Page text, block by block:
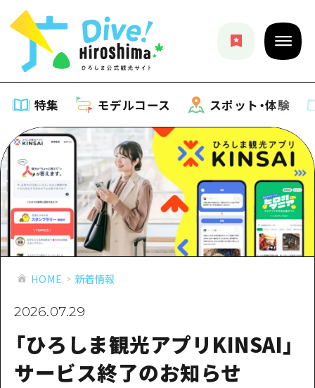
特集 モデルコース スポット・体験
特集
特集一覧
おすすめ
アート
イベント・祭り
サイクリング
ショッピング
モデルコース
モデルコース一覧
広島市周辺
安芸
スポット・体験
スポット・体験一覧
安芸
備後
イベント
お役立ち情報
HOME 新着情報
2026.07.29
「ひろしま観光アプリKINSAI」
サービス終了のお知らせ